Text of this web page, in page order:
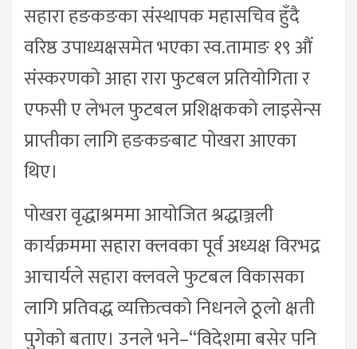
सहारा हङकङका संस्थापक महासचिव हुँदै
वरिष्ठ उपाध्यक्षसमेत भएका स्व.तामाङ १९ औं
संस्करणको आहा रारा फुटबल प्रतियोगिता र
एफसी ए लेभल फुटबल प्रशिक्षकको लाइसेन्स
प्राप्तीका लागि हङकङबाट पोखरा आएका
थिए।
पोखरा वृद्धाश्रममा आयोजित श्रद्धाञ्जली
कार्यक्रममा सहारा क्लवका पूर्व अध्यक्ष विरभद्र
आचार्यले सहारा क्लवले फुटबल विकासका
लागि प्रतिवद्ध व्यक्तित्वको निधनले ठूलो क्षती
पुगेको बताए। उनले भने–“विदेशमा बसेर पनि